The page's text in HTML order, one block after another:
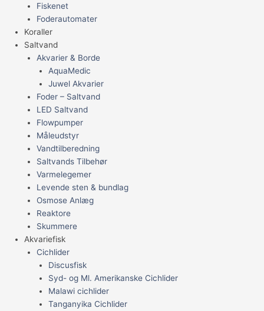
Fiskenet
Foderautomater
Koraller
Saltvand
Akvarier & Borde
AquaMedic
Juwel Akvarier
Foder – Saltvand
LED Saltvand
Flowpumper
Måleudstyr
Vandtilberedning
Saltvands Tilbehør
Varmelegemer
Levende sten & bundlag
Osmose Anlæg
Reaktore
Skummere
Akvariefisk
Cichlider
Discusfisk
Syd- og Ml. Amerikanske Cichlider
Malawi cichlider
Tanganyika Cichlider